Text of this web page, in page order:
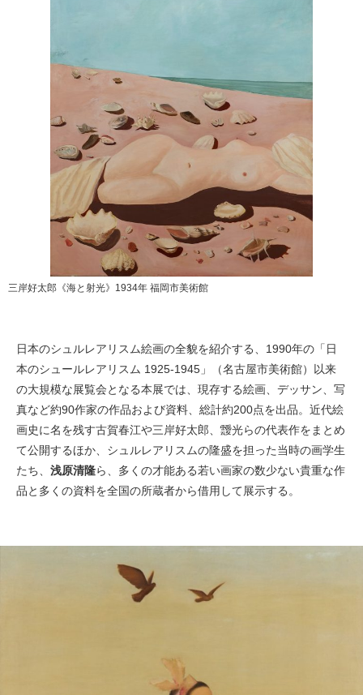
三岸好太郎《海と射光》1934年 福岡市美術館
日本のシュルレアリスム絵画の全貌を紹介する、1990年の「日
本のシュールレアリスム 1925-1945」（名古屋市美術館）以来
の大規模な展覧会となる本展では、現存する絵画、デッサン、写
真など約90作家の作品および資料、総計約200点を出品。近代絵
画史に名を残す古賀春江や三岸好太郎、靉光らの代表作をまとめ
て公開するほか、シュルレアリスムの隆盛を担った当時の画学生
たち、 浅原清隆ら、多くの才能ある若い画家の数少ない貴重な作
品と多くの資料を全国の所蔵者から借用して展示する。